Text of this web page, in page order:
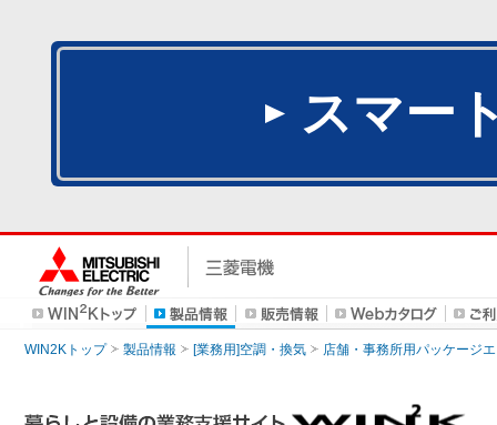
スマー
WIN2Kトップ 製品情報 [業務用]空調・換気 店舗・事務所用パッケージ